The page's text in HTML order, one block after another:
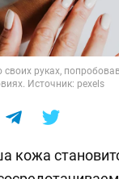
своих руках,
Источник: pexels
кожа